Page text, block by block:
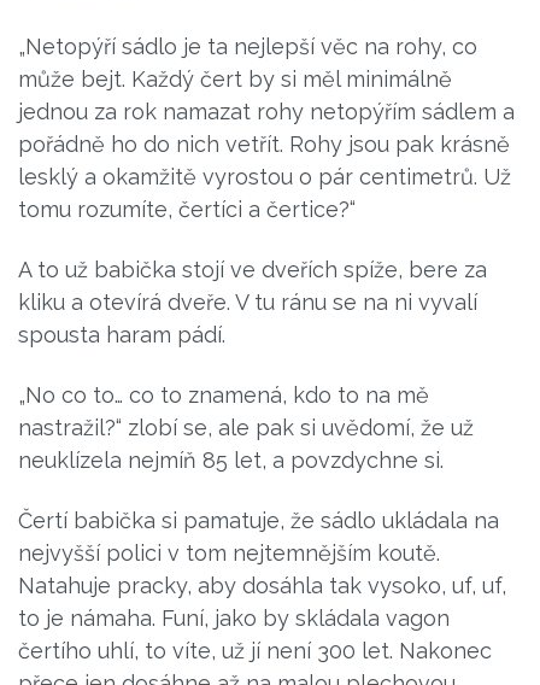
„Netopýří sádlo je ta nejlepší věc na rohy, co
může bejt. Každý čert by si měl minimálně
jednou za rok namazat rohy netopýřím sádlem a
pořádně ho do nich vetřít. Rohy jsou pak krásně
lesklý a okamžitě vyrostou o pár centimetrů. Už
tomu rozumíte, čertíci a čertice?“
A to už babička stojí ve dveřích spíže, bere za
kliku a otevírá dveře. V tu ránu se na ni vyvalí
spousta haram pádí.
„No co to… co to znamená, kdo to na mě
nastražil?“ zlobí se, ale pak si uvědomí, že už
neuklízela nejmíň 85 let, a povzdychne si.
Čertí babička si pamatuje, že sádlo ukládala na
nejvyšší polici v tom nejtemnějším koutě.
Natahuje pracky, aby dosáhla tak vysoko, uf, uf,
to je námaha. Funí, jako by skládala vagon
čertího uhlí, to víte, už jí není 300 let. Nakonec